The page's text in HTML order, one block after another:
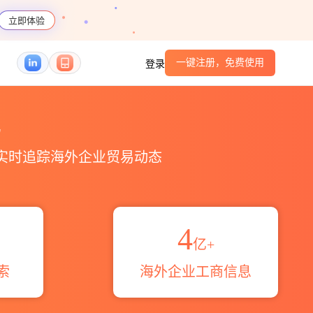
立即体验
登录 一键注册，免费使用
时追踪海外企业贸易动态
4亿+
海外企业工商信息